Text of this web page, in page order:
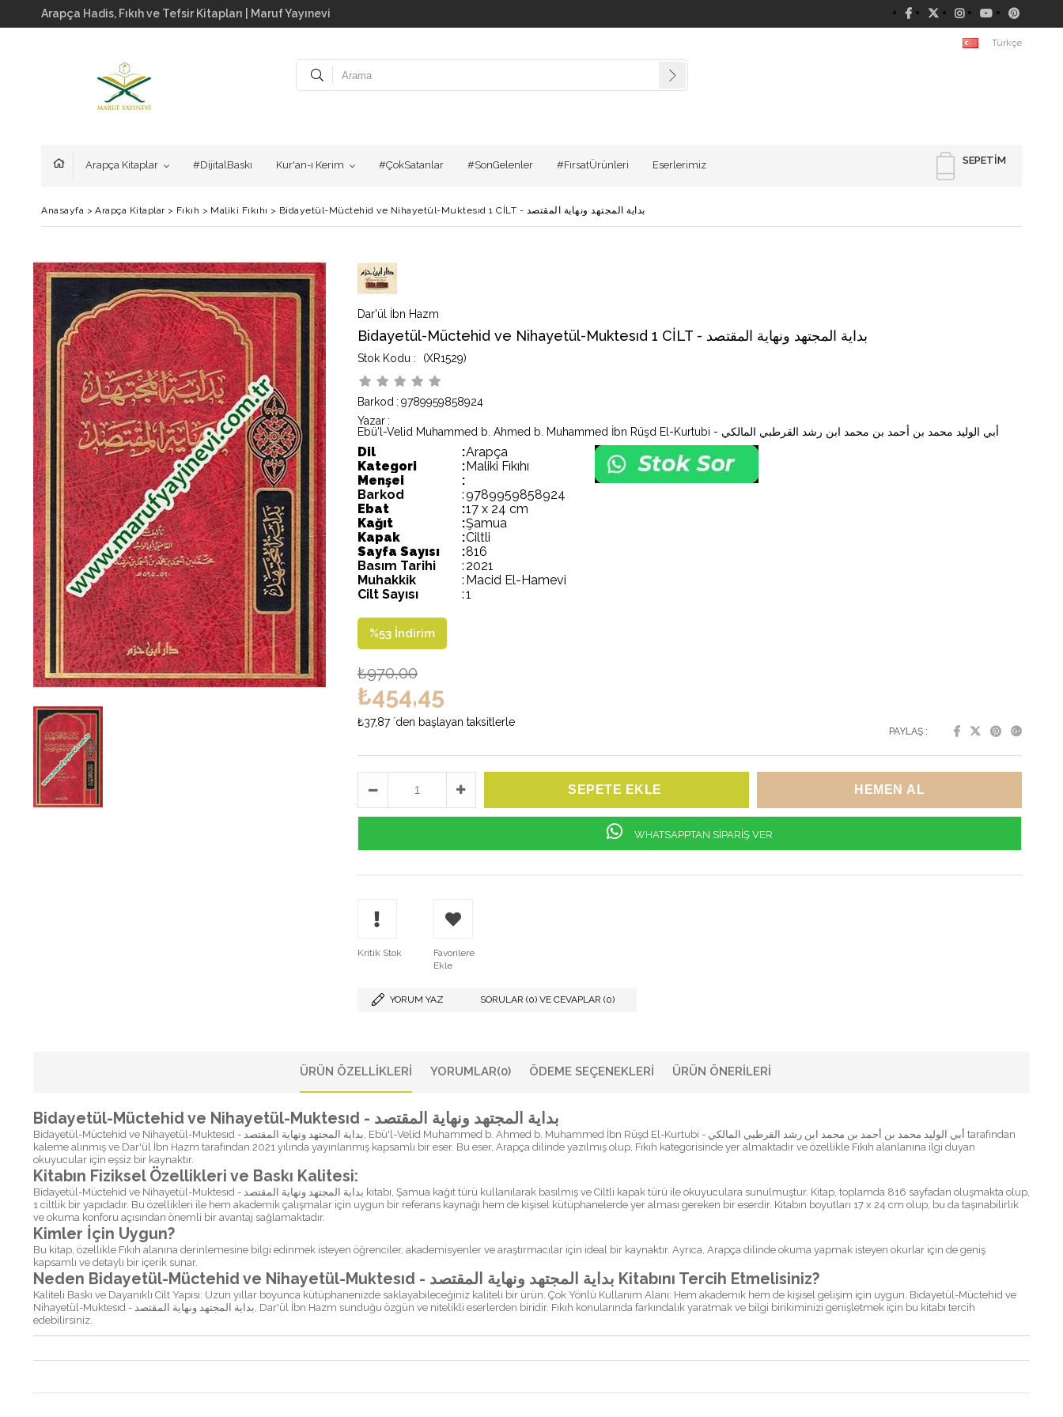
Arapça Hadis, Fıkıh ve Tefsir Kitapları | Maruf Yayınevi
Türkçe
SEPETIM
Arapça Kitaplar #DijitalBaskı Kur'an-ı Kerim #ÇokSatanlar #SonGelenler #FırsatÜrünleri Eserlerimiz
Anasayfa > Arapça Kitaplar> Fıkıh > Maliki Fıkıhı > Bidayetül-Müctehid ve Nihayetül-Muktesıd 1 CİLT - بداية المجتهد ونهاية المقتصد
Dar'ül İbn Hazm
Bidayetül-Müctehid ve Nihayetül-Muktesıd 1 CİLT - بداية المجتهد ونهاية المقتصد
(XR1529)
Barkod : 9789959858924
Yazar :
Ebü'l-Velid Muhammed b. Ahmed b. Muhammed İbn Rüşd El-Kurtubi - أبي الوليد محمد بن أحمد بن محمد ابن رشد القرطبي المالكي
Dil :Arapça
Kategori
:Maliki Fıkıhı
Menşei
:
Barkod
:9789959858924
Ebat
:17 x 24 cm
Kağıt
:Şamua
Kapak
:Ciltli
Sayfa Sayısı
:816
Basım Tarihi
: 2021
Muhakkik
: Macid El-Hamevi
Cilt Sayısı
:1
%53 İndirim
₺970,00
₺454,45
₺37,87 `den başlayan taksitlerle
PAYLAŞ :
WHATSAPPTAN SİPARİŞ VER
Kritik Stok
Favorilere
Ekle
YORUM YAZ SORULAR (0) VE CEVAPLAR (0)
ÜRÜN ÖZELLIKLERI YORUMLAR(0) ÖDEME SEÇENEKLERI ÜRÜN ÖNERILERI
Bidayetül-Müctehid ve Nihayetül-Muktesıd - بداية المجتهد ونهاية المقتصد
Bidayetül-Müctehid ve Nihayetül-Muktesıd - بداية المجتهد ونهاية المقتصد, Ebü'l-Velid Muhammed b. Ahmed b. Muhammed İbn Rüşd El-Kurtubi - أبي الوليد محمد بن أحمد بن محمد ابن رشد القرطبي المالكي tarafından
kaleme alınmış ve Dar'ül İbn Hazm tarafından 2021 yılında yayınlanmış kapsamlı bir eser. Bu eser, Arapça dilinde yazılmış olup, Fıkıh kategorisinde yer almaktadır ve özellikle Fıkıh alanlanına ilgi duyan
okuyucular için eşsiz bir kaynaktır.
Kitabın Fiziksel Özellikleri ve Baskı Kalitesi:
Bidayetül-Müctehid ve Nihayetül-Muktesıd - بداية المجتهد ونهاية المقتصد kitabı, Şamua kağıt türü kullanılarak basılmış ve Ciltli kapak türü ile okuyuculara sunulmuştur. Kitap, toplamda 816 sayfadan oluşmakta olup,
1 ciltlik bir yapıdadır. Bu özellikleri ile hem akademik çalışmalar için uygun bir referans kaynağı hem de kişisel kütüphanelerde yer alması gereken bir eserdir. Kitabın boyutları 17 x 24 cm olup, bu da taşınabilirlik
ve okuma konforu açısından önemli bir avantaj sağlamaktadır.
Kimler İçin Uygun?
Bu kitap, özellikle Fıkıh alanına derinlemesine bilgi edinmek isteyen öğrenciler, akademisyenler ve araştırmacılar için ideal bir kaynaktır. Ayrıca, Arapça dilinde okuma yapmak isteyen okurlar için de geniş
kapsamlı ve detaylı bir içerik sunar.
Neden Bidayetül-Müctehid ve Nihayetül-Muktesıd - بداية المجتهد ونهاية المقتصد Kitabını Tercih Etmelisiniz?
Kaliteli Baskı ve Dayanıklı Cilt Yapısı: Uzun yıllar boyunca kütüphanenizde saklayabileceğiniz kaliteli bir ürün. Çok Yönlü Kullanım Alanı: Hem akademik hem de kişisel gelişim için uygun. Bidayetül-Müctehid ve
Nihayetül-Muktesıd - بداية المجتهد ونهاية المقتصد, Dar'ül İbn Hazm sunduğu özgün ve nitelikli eserlerden biridir. Fıkıh konularında farkındalık yaratmak ve bilgi birikiminizi genişletmek için bu kitabı tercih
edebilirsiniz.